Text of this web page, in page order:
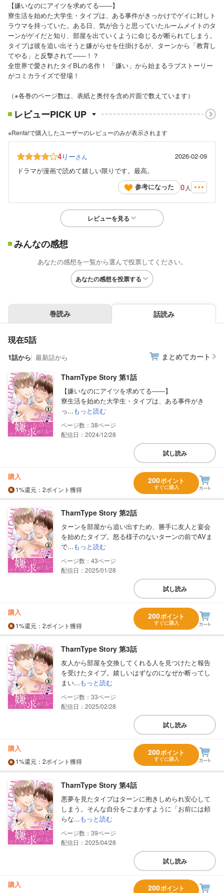
【嫌いなのにアイツを求めてる――】
寮生活を始めた大学生・タイプは、ある事件がきっかけでゲイに対しト
ラウマを持っていた。ある日、気が合うと思っていたルームメイトのタ
ーンがゲイだと知り、部屋を出ていくように命じるが断られてしまう。
タイプは彼を追い出そうと嫌がらせを仕掛けるが、ターンから「教育し
てやる」と反撃されて――！？
全世界で愛されたタイBLの名作！ 「嫌い」から始まるラブストーリー
がコミカライズで登場！
（※各巻のページ数は、表紙と奥付を含め片面で数えています）
レビューPICK UP
※Renta!で購入したユーザーのレビューのみが表示されます
4りーさん
2026-02-09
ドラマが漫画で読めて嬉しい限りです。最高。
参考になった
0 人
レビューを見る
みんなの感想
あなたの感想を一覧から選んで投票してください。
あなたの感想を投票する
巻読み 話読み
現在5話
1話から 最新話から まとめてカート
TharnType Story 第1話
【嫌いなのにアイツを求めてる――】
寮生活を始めた大学生・タイプは、ある事件がき
っ...もっと読む
38
配信日：2024/12/28
試し読み
購入
1%還元 ：2ポイント獲得
200ポイント
すぐに購入
TharnType Story 第2話
ターンを部屋から追い出すため、勝手に友人と宴会
を始めたタイプ。怒る様子のないターンの前でAVま
で...もっと読む
43
配信日：2025/01/28
試し読み
購入
1%還元 ：2ポイント獲得
200ポイント
すぐに購入
TharnType Story 第3話
友人から部屋を交換してくれる人を見つけたと報告
を受けたタイプ。嬉しいはずなのになぜか断ってし
まい...もっと読む
33
配信日：2025/02/28
試し読み
購入
1%還元 ：2ポイント獲得
200ポイント
すぐに購入
TharnType Story 第4話
悪夢を見たタイプはターンに抱きしめられ安心して
しまう。そんな自分をごまかすように「お前には頼
らな...もっと読む
39
配信日：2025/04/28
試し読み
購入 200ポイント